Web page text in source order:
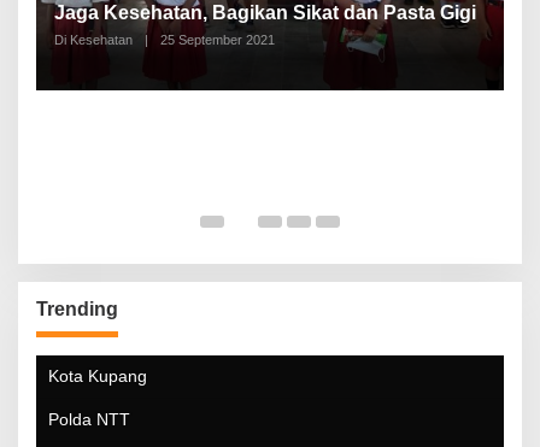
Jaga Kesehatan, Bagikan Sikat dan Pasta Gigi
Di Kesehatan | 25 September 2021
Trending
Kota Kupang
Polda NTT